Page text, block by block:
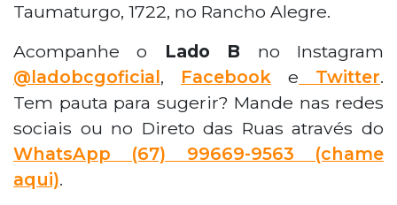
Taumaturgo, 1722, no Rancho Alegre.
Acompanhe o Lado B no Instagram
@ladobcgoficial, Facebook e Twitter.
Tem pauta para sugerir? Mande nas redes
sociais ou no Direto das Ruas através do
WhatsApp (67) 99669-9563 (chame
aqui).